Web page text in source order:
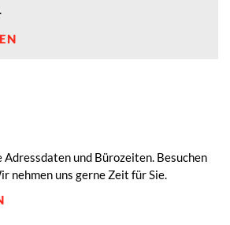
Adressdaten und Bürozeiten. Besuchen
nehmen uns gerne Zeit für Sie.